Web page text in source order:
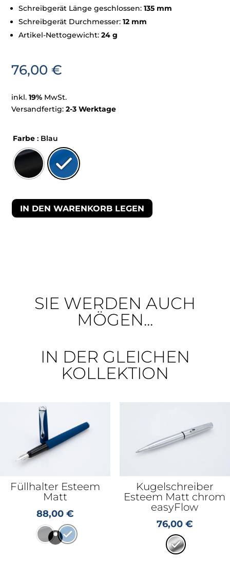
Schreibgerät Länge geschlossen:135 mm
Schreibgerät Durchmesser:12 mm
Artikel-Nettogewicht:24 g
76,00€
inkl.19% MwSt.
Versandfertig:2-3 Werktage
Farbe : Blau
IN DEN WARENKORB LEGEN
SIE WERDEN AUCH
MÖGEN...
IN DER GLEICHEN
KOLLEKTION
Füllhalter Esteem
Matt
88,00€
Kugelschreiber
Esteem Matt chrom
easyFlow
76,00 €